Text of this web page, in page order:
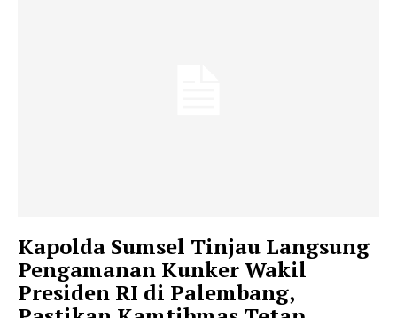
Kapolda Sumsel Tinjau Langsung
Pengamanan Kunker Wakil
Presiden RI di Palembang,